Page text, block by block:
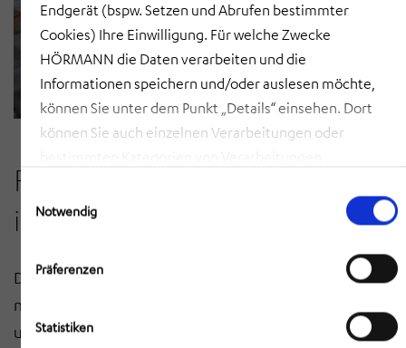
Endgerät (bspw. Setzen und Abrufen bestimmter
Cookies) Ihre Einwilligung. Für welche Zwecke
HÖRMANN die Daten verarbeiten und die
Informationen speichern und/oder auslesen möchte,
können Sie unter dem Punkt „Details“ einsehen. Dort
können Sie auch einzelnen Verarbeitungen oder
Sie ein, dass HÖRMANN alle der erläuterten
Informationen speichern sowie auslesen und damit
zusammenhängende Datenverarbeitungen vornehmen
darf, die nicht ohnehin unbedingt erforderlich sind,
stellen kann. Mit Klick auf „AUSWAHL ERLAUBEN“
Notwendig
Präferenzen
Statistiken
Flexible Schnittstellen und
innovative Techniken
Das Warehouse Management System HiLIS koordiniert
nicht nur die Materialbewegungen zwischen Lager
und Produktion. Eine spezielle Schnittstelle zwischen